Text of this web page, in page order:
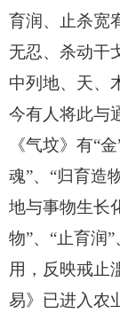
育润、止杀宽
无忍、杀动干
中列地、天、
今有人将此与
《气坟》有“
魂”、“归育造
地与事物生长
物”、“止育润
用，反映戒止
易》已进入农